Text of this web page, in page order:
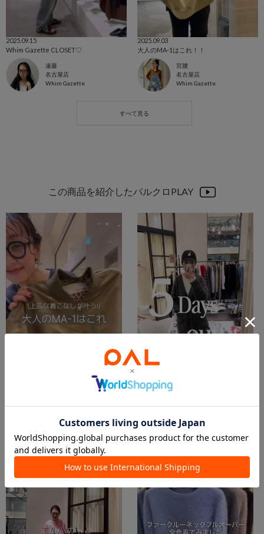
2025.09.15
Whim Gazette CLOSET♡
遠藤
名古屋店
Whim Gazette
2025.09.03
大人のMA-1はこれ！！
宮腰
名古屋店
Whim Gazette
この商品を紹介したパルクロPLAY
Whim Gazette
2025.12.25
Whim Gazette